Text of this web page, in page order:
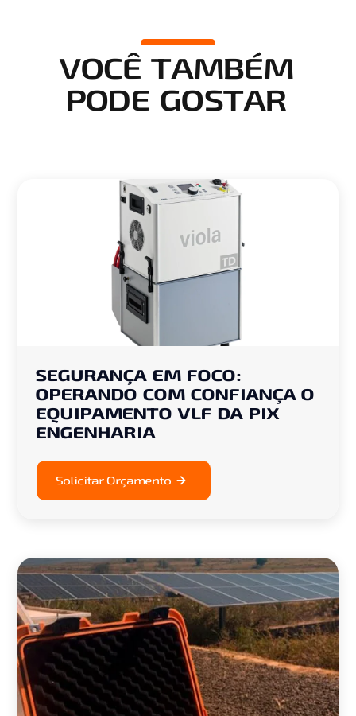
VOCÊ TAMBÉM
PODE GOSTAR
SEGURANÇA EM FOCO:
OPERANDO COM CONFIANÇA O
EQUIPAMENTO VLF DA PIX
ENGENHARIA
Solicitar Orçamento